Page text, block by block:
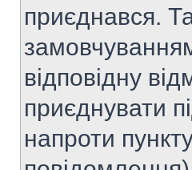
приєднався.
відповідну
приєднувати
напроти